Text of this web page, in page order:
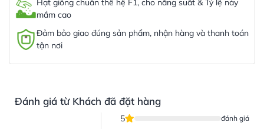
Hạt giống chuẩn thế hệ F1, cho năng suất & Tỷ lệ nảy
mầm cao
Đảm bảo giao đúng sản phẩm, nhận hàng và thanh toán
tận nơi
Đánh giá từ Khách đã đặt hàng
5 đánh giá